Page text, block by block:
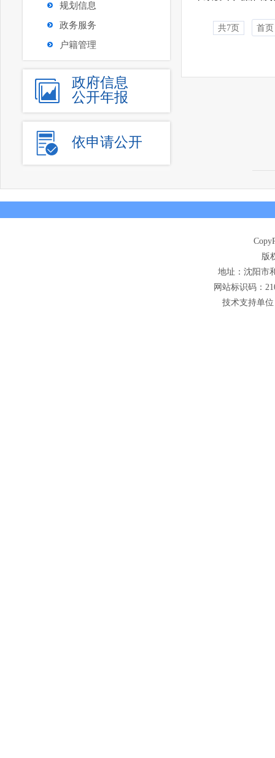
规划信息
政务服务
户籍管理
政府信息
公开年报
依申请公开
共7页 首页
版
地址：沈阳市
网站标识码：
技术支持单